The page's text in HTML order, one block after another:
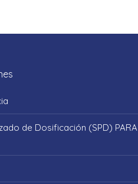
de Dosificación (SPD) PARA